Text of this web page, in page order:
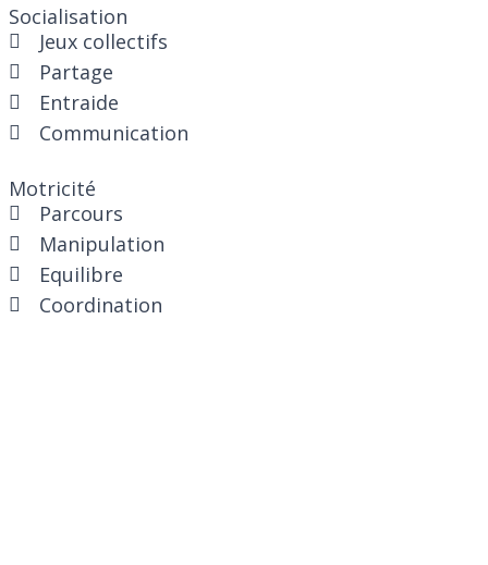
Socialisation
Jeux collectifs
Partage
Entraide
Communication
Motricité
Parcours
Manipulation
Equilibre
Coordination